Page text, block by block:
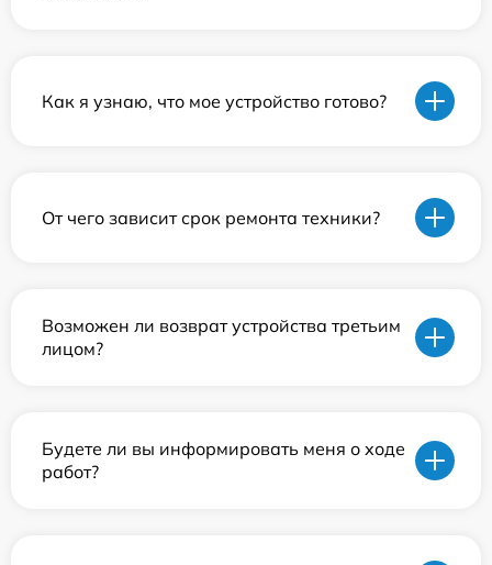
Как я узнаю, что мое устройство готово?
От чего зависит срок ремонта техники?
Возможен ли возврат устройства третьим
лицом?
Будете ли вы информировать меня о ходе
работ?